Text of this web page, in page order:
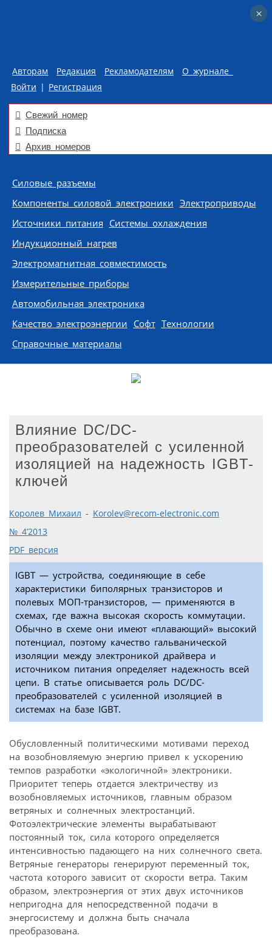
Авторам Редакция Рекламодателям
О журнале
Войти | Регистрация
Свежий номер
Подписка
Архив номеров
Skip to content
Силовые разъемы
Компоненты силовой электроники Электроприводы
Источники питания Системы охлаждения
Индукционный нагрев
Электромагнитная совместимость
Измерительные приборы
Автомобильная электроника
Качество электроэнергии Софт Технологии
Справочные материалы
Влияние DC/DC-
преобразователей с усиленной
изоляцией на надежность IGBT-
ключей
Королев Михаил - Korolev@recom-electronic.com
№ 4’2013
PDF версия
IGBT — устройства, соединяющие в себе
характеристики биполярных транзисторов и
полевых МОП-транзисторов, — применяются в
схемах, где важна высокая скорость коммутации.
Обычно в схеме они имеют «плавающий» высокий
потенциал, поэтому качество гальванической
изоляции между электроникой драйвера и
источником питания определяет надежность всей
цепи. В статье описывается роль DC/DC-
преобразователей с усиленной изоляцией в
системах на базе IGBT.
Обусловленный политическими мотивами переход
на возобновляемую энергию привел к ускорению
темпов разработки «экологичной» электроники.
Приоритет теперь отдается электричеству из
возобновляемых источников, главным образом
ветряных и солнечных электростанций.
Фотоэлектрические элементы вырабатывают
постоянный ток, сила которого определяется
интенсивностью падающего на них солнечного света.
Ветряные генераторы генерируют переменный ток,
частота которого зависит от скорости ветра. Таким
образом, электроэнергия от этих двух источников
непригодна для непосредственной подачи в
энергосистему и должна быть сначала
преобразована.
×
×